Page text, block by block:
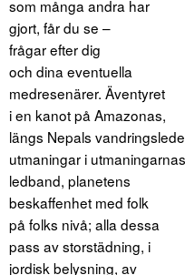
som många andra har
gjort, får du se –
frågar efter dig
och dina eventuella
medresenärer. Äventyret
i en kanot på Amazonas,
längs Nepals
utmaningar i utmaningarnas
ledband, planetens
beskaffenhet med folk
på folks nivå; alla dessa
pass av storstädning, i
jordisk belysning, av